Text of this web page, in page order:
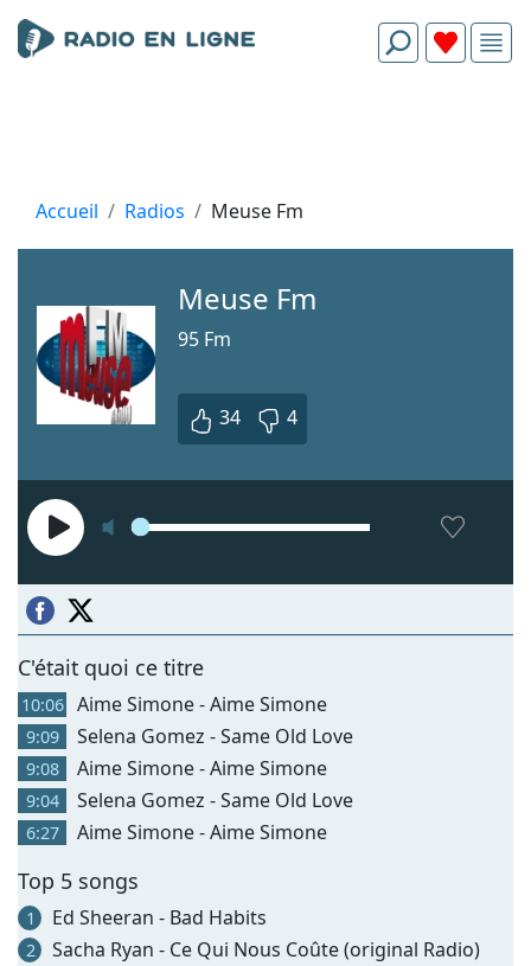
Accueil Radios Meuse Fm
Meuse Fm
95 Fm
34 4
C'était quoi ce titre
10:06 Aime Simone - Aime Simone
9:09 Selena Gomez - Same Old Love
9:08 Aime Simone - Aime Simone
9:04 Selena Gomez - Same Old Love
6:27 Aime Simone - Aime Simone
Top 5 songs
1 Ed Sheeran - Bad Habits
2 Sacha Ryan - Ce Qui Nous Coûte (original Radio)